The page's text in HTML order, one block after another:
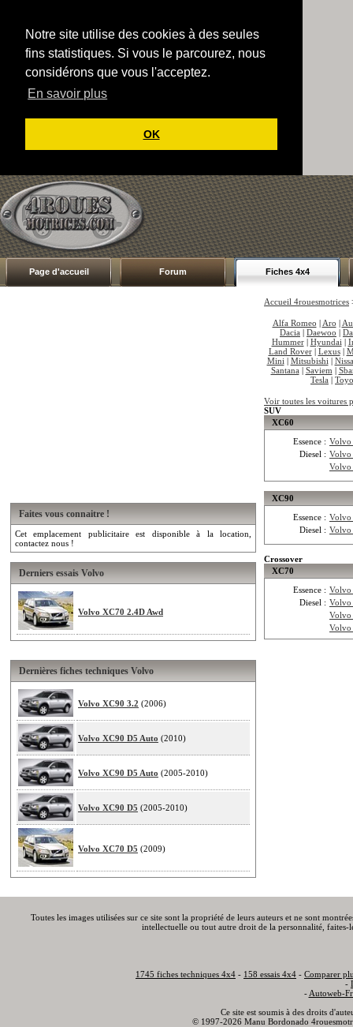
Notre site utilise des cookies à des seules
fins statistiques. Si vous le parcourez, nous
considérons que vous l'acceptez.
En savoir plus
OK
Page d'accueil Forum Fiches 4x4
Faites vous connaitre !
Cet emplacement publicitaire est disponible à la location,
contactez nous !
Derniers essais Volvo
Volvo XC70 2.4D Awd
Dernières fiches techniques Volvo
Volvo XC90 3.2 (2006)
Volvo XC90 D5 Auto (2010)
Volvo XC90 D5 Auto (2005-2010)
Volvo XC90 D5 (2005-2010)
Volvo XC70 D5 (2009)
Accueil 4rouesmotrices
Alfa Romeo | Aro |
Dacia | Daewoo |
Hummer| Hyundai |
Land Rover| Lexus|
Mini | Mitsubishi |
Santana | Saviem |
Tesla |
Voir toutes les voitures
SUV
XC60
Essence :
Diesel :
XC90
Essence :
Diesel :
Crossover
XC70
Essence :
Diesel : Volvo
Volvo
Toutes les images utilisées sur ce site sont la propriété de leurs auteurs et ne sont
intellectuelle ou tout autre droit de la personnalité,
1745 fiches techniques 4x4 - 158 essais 4x4 - Comparer
-
- Autoweb-
Ce site est soumis à des droits
© 1997-2026 Manu Bordonado